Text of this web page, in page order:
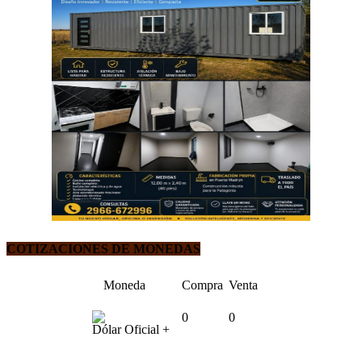
COTIZACIONES DE MONEDAS
Moneda Compra Venta
Dólar Oficial +
0 0